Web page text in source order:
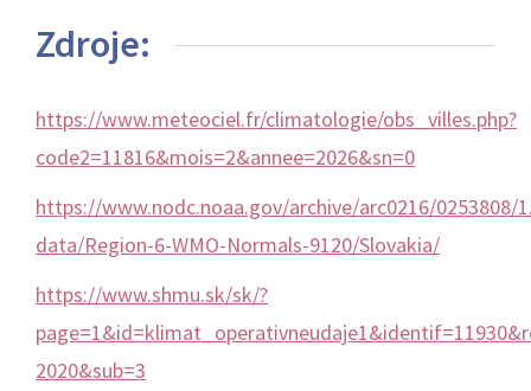
Zdroje:
https://www.meteociel.fr/climatologie/obs_villes.php?
code2=11816&mois=2&annee=2026&sn=0
https://www.nodc.noaa.gov/archive/arc0216/0253808/
data/Region-6-WMO-Normals-9120/Slovakia/
https://www.shmu.sk/sk/?
2020&sub=3